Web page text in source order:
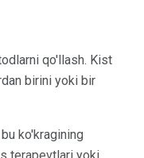
qo'llash. Kist
birini yoki bir
ko'kragining